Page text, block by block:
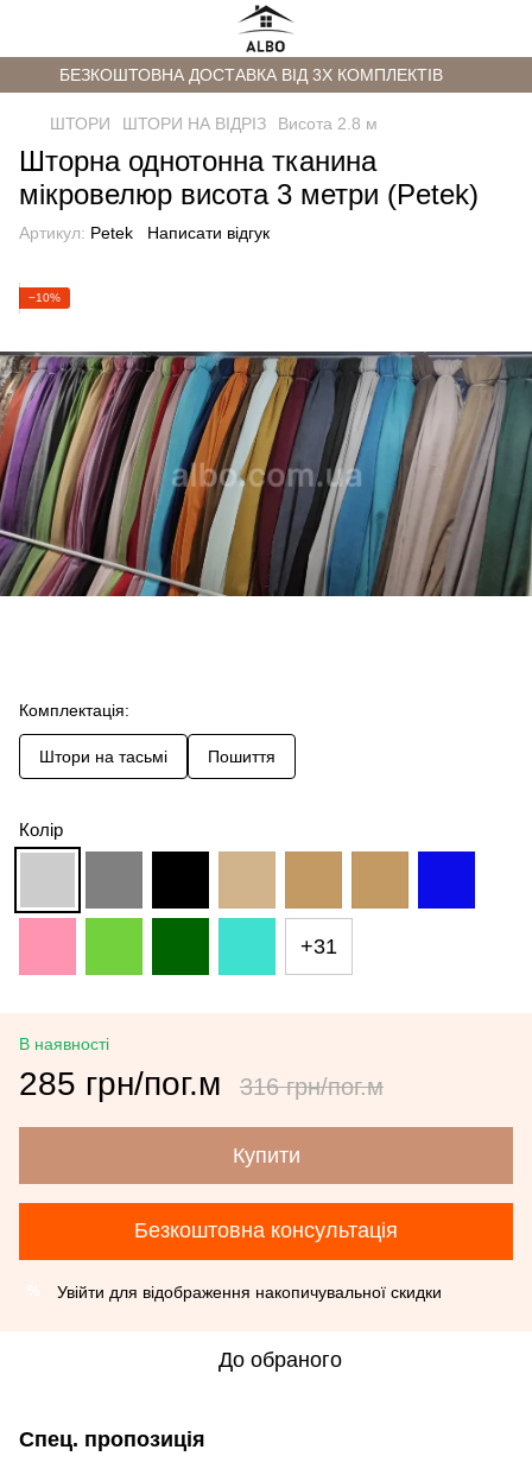
БЕЗКОШТОВНА ДОСТАВКА ВІД 3Х КОМПЛЕКТІВ
ШТОРИ ШТОРИ НА ВІДРІЗ Висота 2.8 м
Шторна однотонна тканина
мікровелюр висота 3 метри (Petek)
Артикул: Petek Написати відгук
−10%
Комплектація:
Штори на тасьмі Пошиття
Колір
+31
В наявності
285 грн/пог.м 316 грн/пог.м
Купити
Безкоштовна консультація
Увійти для відображення накопичувальної скидки
До обраного
Спец. пропозиція